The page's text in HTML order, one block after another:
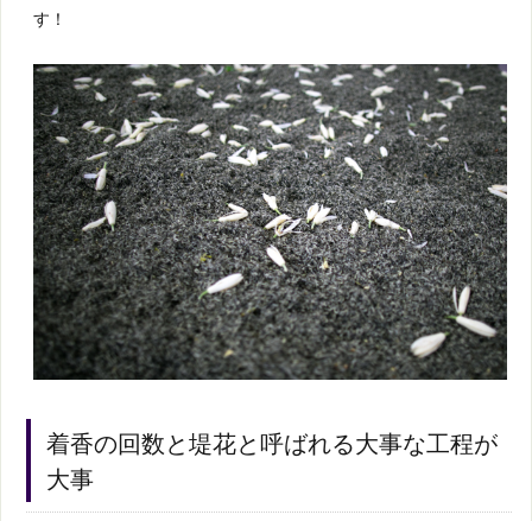
す！
着香の回数と堤花と呼ばれる大事な工程が
大事